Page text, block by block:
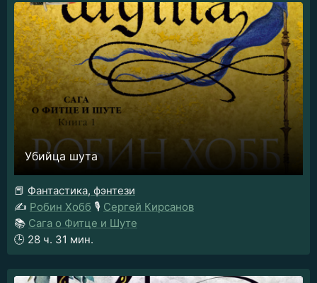
Убийца шута
📕 Фантастика, фэнтези
✍️ Робин Хобб 🎙️ Сергей Кирсанов
📚 Сага о Фитце и Шуте
🕒 28 ч. 31 мин.